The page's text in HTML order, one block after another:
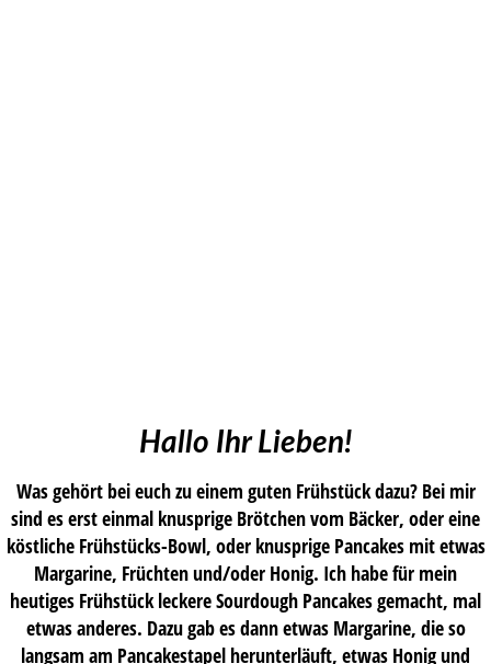
Hallo Ihr Lieben!
Was gehört bei euch zu einem guten Frühstück dazu? Bei mir
sind es erst einmal knusprige Brötchen vom Bäcker, oder eine
köstliche Frühstücks-Bowl, oder knusprige Pancakes mit etwas
Margarine, Früchten und/oder Honig. Ich habe für mein
heutiges Frühstück leckere Sourdough Pancakes gemacht, mal
etwas anderes. Dazu gab es dann etwas Margarine, die so
langsam am Pancakestapel herunterläuft, etwas Honig und